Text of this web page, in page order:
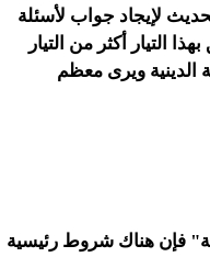
لإيجاد جواب لأسئلة
التيار أكثر من التيار
الدينية ويرى معظم
فإن هناك شروط رئيسية